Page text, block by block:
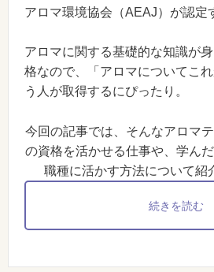
アロマ環境協会（AEAJ）が認定
アロマに関する基礎的な知識が
格なので、「アロマについてこ
う人が取得するにぴったり。
今回の記事では、そんなアロマ
の資格を活かせる仕事や、学ん
職種に活かす方法について紹
続きを読む